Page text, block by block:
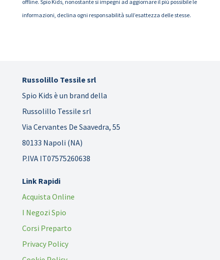
offline. Spio Kids, nonostante si impegni ad aggiornare il più possibile le
informazioni, declina ogni responsabilità sull’esattezza delle stesse.
Russolillo Tessile srl
Spio Kids è un brand della
Russolillo Tessile srl
Via Cervantes De Saavedra, 55
80133 Napoli (NA)
P.IVA IT07575260638
Link Rapidi
Acquista Online
I Negozi Spio
Corsi Preparto
Privacy Policy